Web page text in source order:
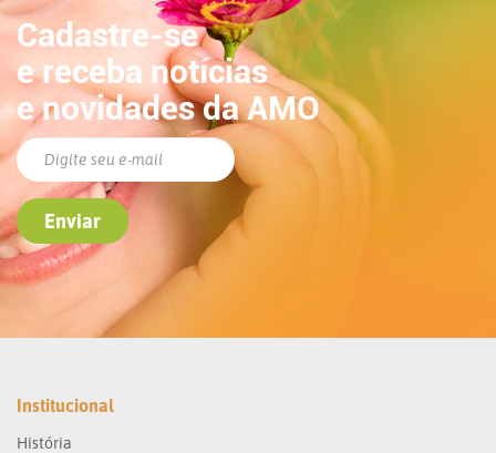
Cadastre-se
e receba notícias
e novidades da AMO
Institucional
História